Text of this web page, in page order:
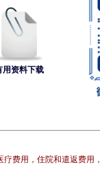
用资料下载
疗费用，住院和遣返费用，